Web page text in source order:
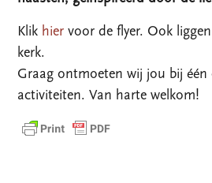
Klik hier voor de flyer. Ook
kerk.
Graag ontmoeten wij jou bij één
activiteiten. Van harte welkom!